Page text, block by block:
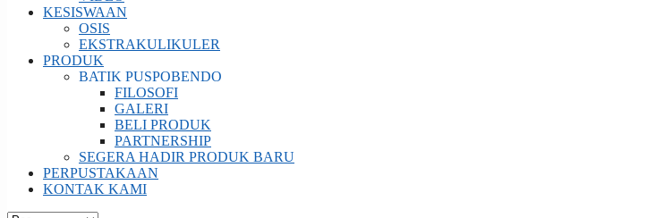
KESISWAAN
OSIS
EKSTRAKULIKULER
PRODUK
BATIK PUSPOBENDO
FILOSOFI
GALERI
BELI PRODUK
PARTNERSHIP
SEGERA HADIR PRODUK BARU
PERPUSTAKAAN
KONTAK KAMI